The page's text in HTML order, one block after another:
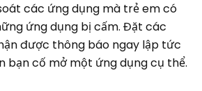
các ứng dụng mà trẻ em có
ứng dụng bị cấm. Đặt các
được thông báo ngay lập tức
bạn cố mở một ứng dụng cụ thể.